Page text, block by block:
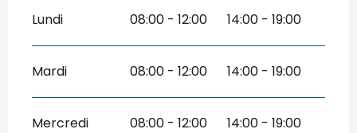
Lundi 08:00 - 12:00 14:00 - 19:00
Mardi 08:00 - 12:00 14:00 - 19:00
Mercredi 08:00 - 12:00 14:00 - 19:00